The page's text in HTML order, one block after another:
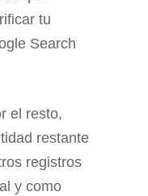
tu
Search
el resto,
restante
registros
y como